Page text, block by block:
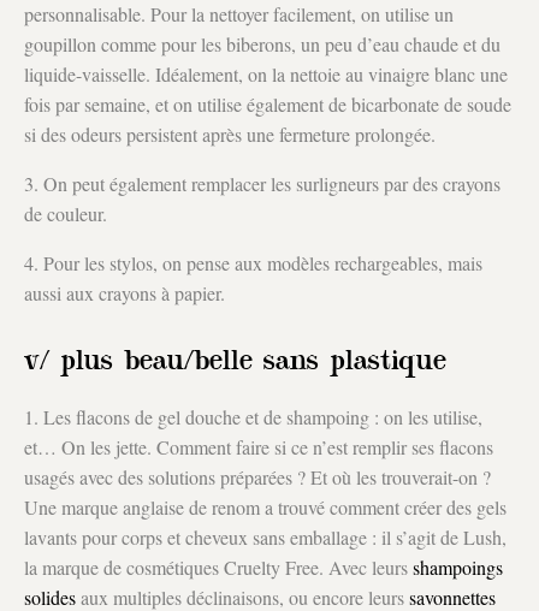
personnalisable. Pour la nettoyer facilement, on utilise un
goupillon comme pour les biberons, un peu d’eau chaude et du
liquide-vaisselle. Idéalement, on la nettoie au vinaigre blanc une
fois par semaine, et on utilise également de bicarbonate de soude
si des odeurs persistent après une fermeture prolongée.
3. On peut également remplacer les surligneurs par des crayons
de couleur.
4. Pour les stylos, on pense aux modèles rechargeables, mais
aussi aux crayons à papier.
v/ plus beau/belle sans plastique
1. Les flacons de gel douche et de shampoing : on les utilise,
et… On les jette. Comment faire si ce n’est remplir ses flacons
usagés avec des solutions préparées ? Et où les trouverait-on ?
Une marque anglaise de renom a trouvé comment créer des gels
lavants pour corps et cheveux sans emballage : il s’agit de Lush,
la marque de cosmétiques Cruelty Free. Avec leursshampoings
solidesaux multiples déclinaisons, ou encore leurssavonnettes